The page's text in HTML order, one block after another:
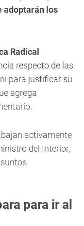
adoptarán los
Radical
respecto de las
para justificar su
agrega
activamente
del Interior,
para ir al